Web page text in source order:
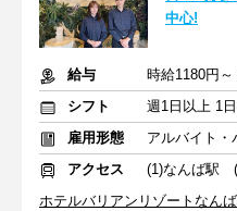
中心!
給与
時給1180円
シフト
雇用形態
アルバイト・
アクセス
(1)なんば駅
ホテルバリアンリゾートなん